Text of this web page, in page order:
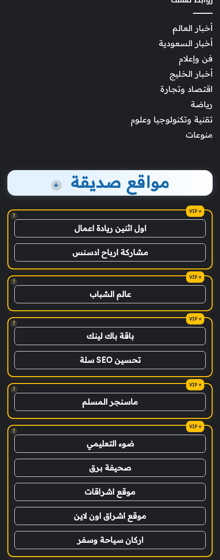
أخبار العالم
أخبار السعودية
فن وإعلام
أخبار الخليج
اقتصاد وتجارة
رياضة
تقنية وتكنولوجيا وعلوم
منوعات
مواقع صديقة +
!
اول اثنين ريادة اعمال
مشاركة ارباح ادسنس
!
عالم الشباب
!
باقة باك لينك
تحسين SEO سلة
!
ماسنجر المسلم
!
ضوء التعليمي
صحيفة برق
موقع اشراقات
موقع اشراق اون لاين
اركان سياحة وسفر